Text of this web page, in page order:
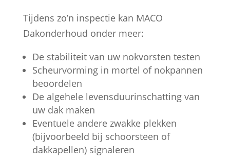
Tijdens zo’n inspectie kan MACO
Dakonderhoud onder meer:
De stabiliteit van uw nokvorsten testen
Scheurvorming in mortel of nokpannen
beoordelen
De algehele levensduurinschatting van
uw dak maken
Eventuele andere zwakke plekken
(bijvoorbeeld bij schoorsteen of
dakkapellen) signaleren